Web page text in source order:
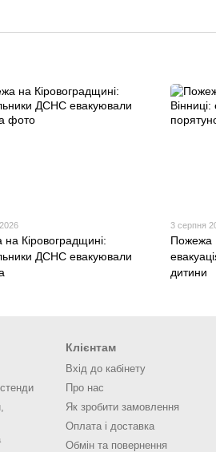
Кіровоградщині:
ДСНС евакуювали
3 серпня
Пожежа
дитини
Клієнтам
Вхід до кабінету
Про нас
Як зробити замовлення
Оплата і доставка
Обмін та повернення